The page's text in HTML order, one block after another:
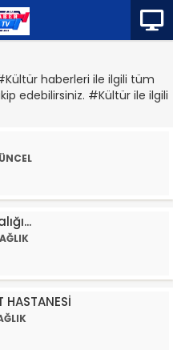
haberleri ile ilgili tüm
edebilirsiniz. #Kültür ile ilgili
HASTANESİ